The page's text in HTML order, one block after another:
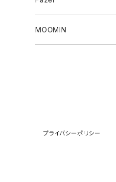
MOOMIN
プライバシーポリシー